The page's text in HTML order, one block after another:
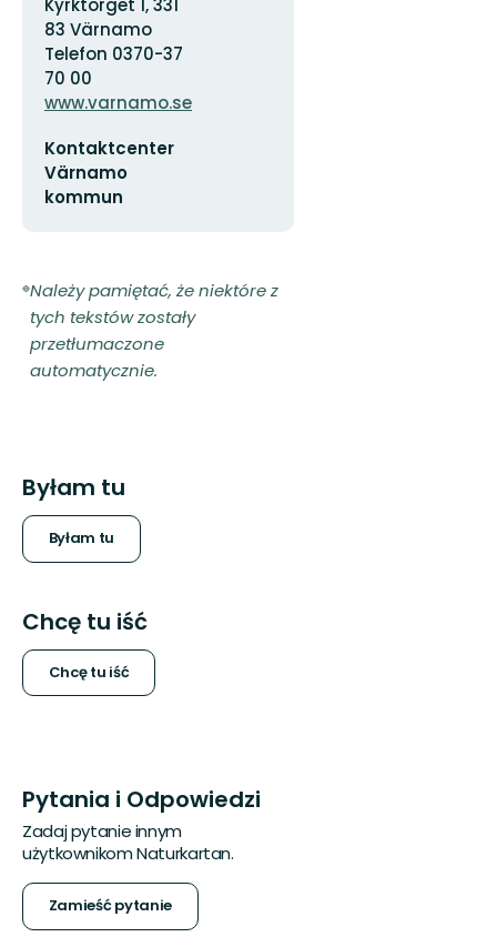
Kyrktorget 1, 331
83 Värnamo
Telefon 0370-37
70 00
www.varnamo.se
e-
mail
Kontaktcenter
Värnamo
kommun
Należy pamiętać, że niektóre z
tych tekstów zostały
przetłumaczone
automatycznie.
Byłam tu
Byłam tu
Chcę tu iść
Chcę tu iść
Pytania i Odpowiedzi
Zadaj pytanie innym
użytkownikom Naturkartan.
Zamieść pytanie